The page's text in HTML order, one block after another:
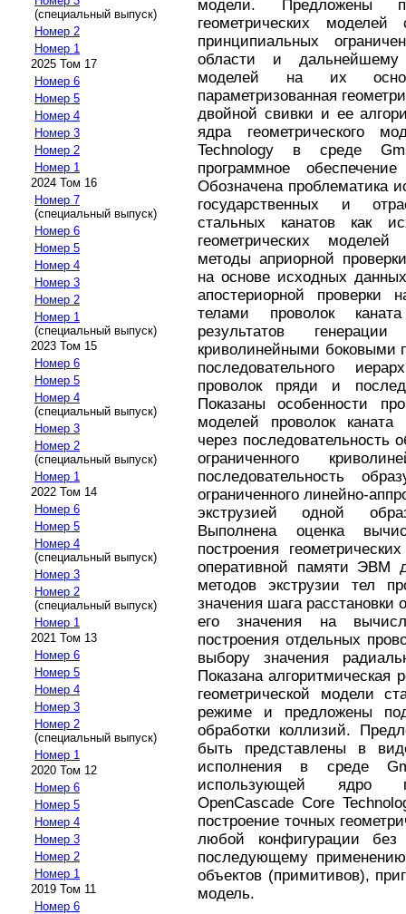
(специальный выпуск)
Номер 2
Номер 1
2025 Том 17
Номер 6
Номер 5
Номер 4
Номер 3
Номер 2
Номер 1
2024 Том 16
Номер 7
(специальный выпуск)
Номер 6
Номер 5
Номер 4
Номер 3
Номер 2
Номер 1
(специальный выпуск)
2023 Том 15
Номер 6
Номер 5
Номер 4
(специальный выпуск)
Номер 3
Номер 2
(специальный выпуск)
Номер 1
2022 Том 14
Номер 6
Номер 5
Номер 4
(специальный выпуск)
Номер 3
Номер 2
(специальный выпуск)
Номер 1
2021 Том 13
Номер 6
Номер 5
Номер 4
Номер 3
Номер 2
(специальный выпуск)
Номер 1
2020 Том 12
Номер 6
Номер 5
Номер 4
Номер 3
Номер 2
Номер 1
2019 Том 11
Номер 6
модели. Предложены
геометрических
принципиальных
области и дальнейшему
моделей на их
параметризованная
двойной свивки и ее
ядра геометрического
Technology в среде
программное
Обозначена проблематика
государственных и
стальных канатов как
геометрических
методы априорной
на основе исходных
апостериорной проверки
телами проволок
результатов
криволинейными боковыми
последовательного
проволок пряди и
Показаны особенности
моделей проволок
через
ограниченного
последовательность
ограниченного линейно-
экструзией одной
Выполнена оценка
построения
оперативной памяти ЭВМ
методов экструзии тел
значения шага
его значения на
построения отдельных
выбору значения
Показана алгоритмическая
геометрической модели
режиме и предложены
обработки коллизий.
быть представлены в
исполнения в среде
использующей ядро
OpenCascade Core
построение точных
любой конфигурации без
последующему
объектов (примитивов),
модель.